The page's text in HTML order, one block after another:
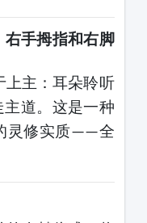
右手拇指和右脚
上主：耳朵聆听
道。这是一种
灵修实质——全